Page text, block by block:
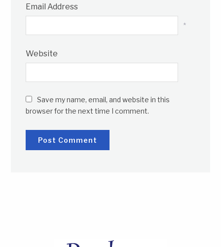
Email Address
*
Website
Save my name, email, and website in this
browser for the next time I comment.